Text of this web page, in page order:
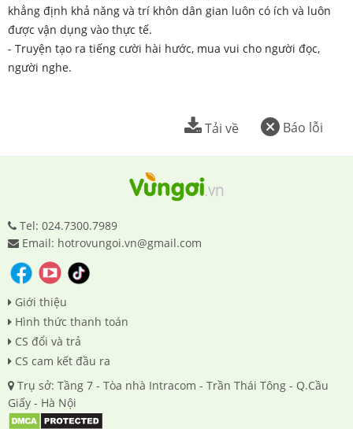
khẳng định khả năng và trí khôn dân gian luôn có ích và luôn
được vận dụng vào thực tế.
- Truyện tạo ra tiếng cười hài hước, mua vui cho người đọc,
người nghe.
Báo lỗi
Tải về
Tel: 024.7300.7989
Email: hotrovungoi.vn@gmail.com
Giới thiệu
Hình thức thanh toán
CS đổi và trả
CS cam kết đầu ra
Trụ sở: Tầng 7 - Tòa nhà Intracom - Trần Thái Tông - Q.Cầu
Giấy - Hà Nội